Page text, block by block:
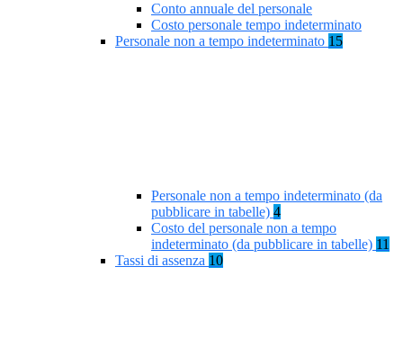
Conto annuale del personale
Costo personale tempo indeterminato
Personale non a tempo indeterminato 15
Personale non a tempo indeterminato (da
pubblicare in tabelle) 4
Costo del personale non a tempo
indeterminato (da pubblicare in tabelle) 11
Tassi di assenza 10